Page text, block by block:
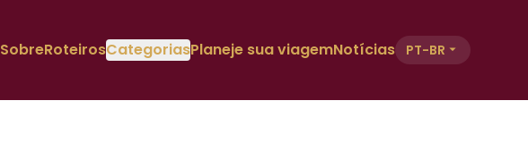
SobreRoteirosCategoriasPlaneje sua viagemNotícias PT-BR